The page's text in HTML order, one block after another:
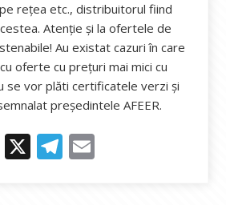
rețea etc., distribuitorul fiind
Atenție și la ofertele de
Au existat cazuri în care
oferte cu prețuri mai mici cu
se vor plăti certificatele verzi și
președintele AFEER.
Li X T